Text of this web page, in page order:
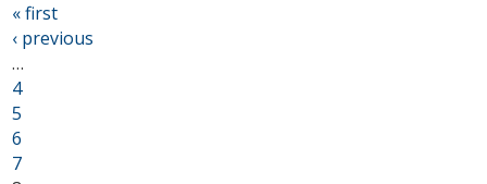
« first
‹ previous
…
4
5
6
7